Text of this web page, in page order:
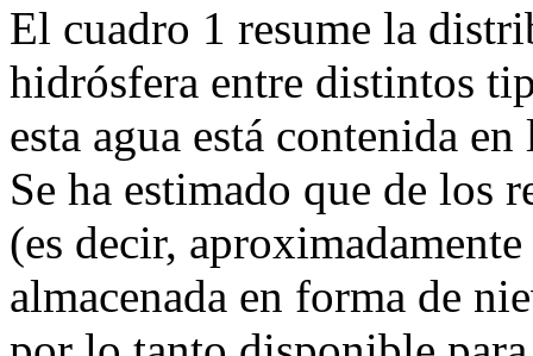
El cuadro 1 resume la
hidrósfera entre distintos
esta agua está contenida
Se ha estimado que de los
(es decir,
almacenada en forma de